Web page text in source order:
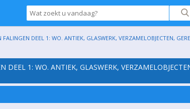
DEEL 1: WO. ANTIEK, GLASWERK, VERZAMELOBJECTEN,
1: WO. ANTIEK, GLASWERK,